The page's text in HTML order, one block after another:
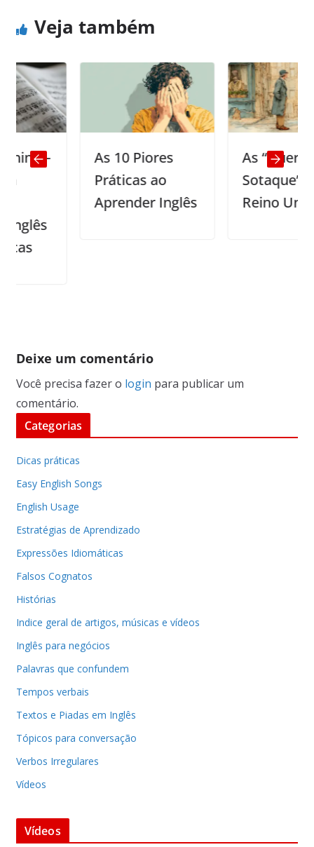
Veja também
As 10 Piores
Práticas ao
Aprender Inglês
As “Guerras de
Sotaque” do
Reino Unido
Deixe um comentário
Você precisa fazer o login para publicar um
comentário.
Categorias
Dicas práticas
Easy English Songs
English Usage
Estratégias de Aprendizado
Expressões Idiomáticas
Falsos Cognatos
Histórias
Indice geral de artigos, músicas e vídeos
Inglês para negócios
Palavras que confundem
Tempos verbais
Textos e Piadas em Inglês
Tópicos para conversação
Verbos Irregulares
Vídeos
Vídeos